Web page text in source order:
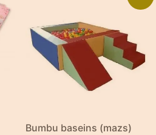
Bumbu baseins (mazs)